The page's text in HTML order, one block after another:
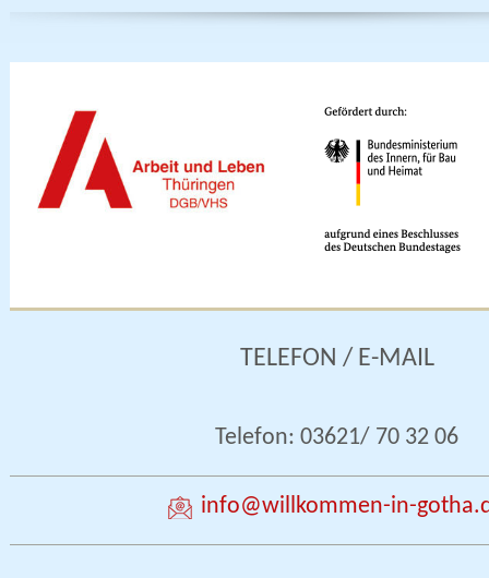
TELEFON / E-MAIL
Telefon: 03621/ 70 32 06
info@willkommen-in-